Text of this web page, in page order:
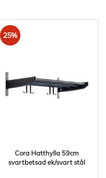
25%
Cora Hatthylla 59cm
svartbetsad ek/svart stål